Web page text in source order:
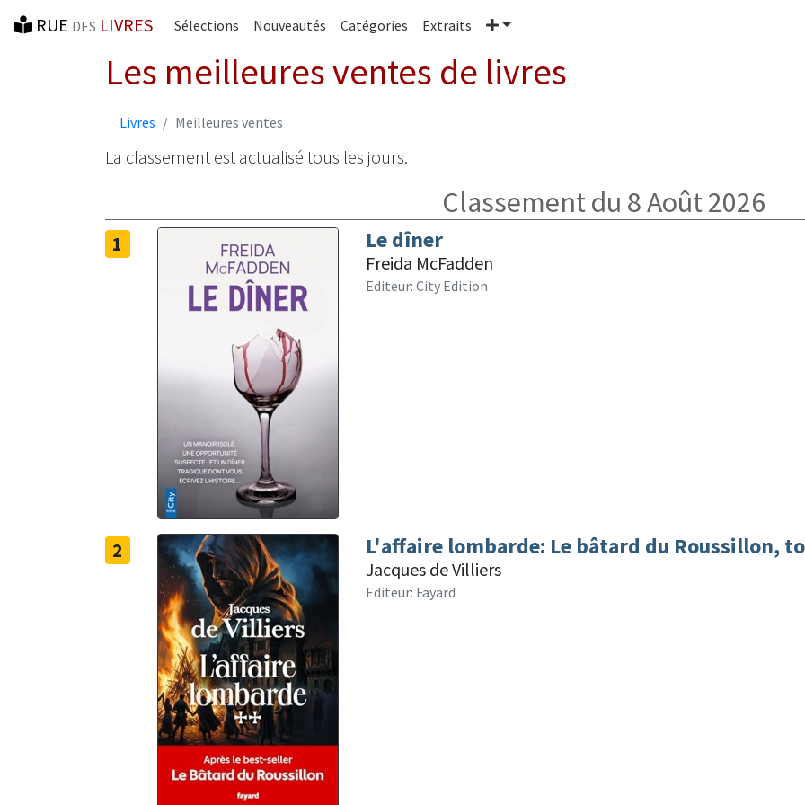
RUE DES LIVRES Sélections Nouveautés Catégories Extraits Plus
Les meilleures ventes de livres
Livres Meilleures ventes
La classement est actualisé tous les jours.
Classement du 8 Août 2026
1 Le dîner
Freida McFadden
Editeur: City Edition
2 L'affaire lombarde: Le bâtard du Roussillon,
Jacques de Villiers
Editeur: Fayard